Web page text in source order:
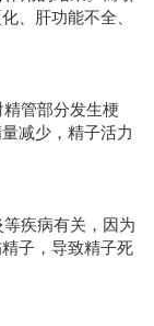
、肝功能不全、
管部分发生梗
减少，精子活力
疾病有关，因为
子，导致精子死